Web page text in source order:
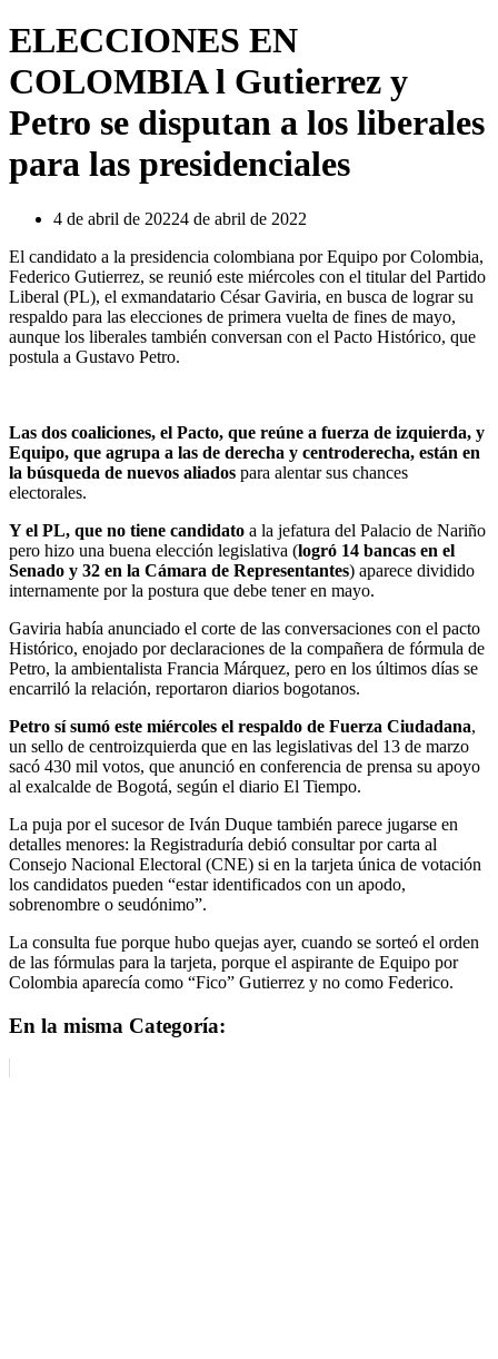
ELECCIONES EN
COLOMBIA l Gutierrez y
Petro se disputan a los liberales
para las presidenciales
4 de abril de 20224 de abril de 2022
El candidato a la presidencia colombiana por Equipo por Colombia,
Federico Gutierrez, se reunió este miércoles con el titular del Partido
Liberal (PL), el exmandatario César Gaviria, en busca de lograr su
respaldo para las elecciones de primera vuelta de fines de mayo,
aunque los liberales también conversan con el Pacto Histórico, que
postula a Gustavo Petro.
Las dos coaliciones, el Pacto, que reúne a fuerza de izquierda, y
Equipo, que agrupa a las de derecha y centroderecha, están en
la búsqueda de nuevos aliados para alentar sus chances
electorales.
Y el PL, que no tiene candidato a la jefatura del Palacio de Nariño
pero hizo una buena elección legislativa (logró 14 bancas en el
Senado y 32 en la Cámara de Representantes) aparece dividido
internamente por la postura que debe tener en mayo.
Gaviria había anunciado el corte de las conversaciones con el pacto
Histórico, enojado por declaraciones de la compañera de fórmula de
Petro, la ambientalista Francia Márquez, pero en los últimos días se
encarriló la relación, reportaron diarios bogotanos.
Petro sí sumó este miércoles el respaldo de Fuerza Ciudadana,
un sello de centroizquierda que en las legislativas del 13 de marzo
sacó 430 mil votos, que anunció en conferencia de prensa su apoyo
al exalcalde de Bogotá, según el diario El Tiempo.
La puja por el sucesor de Iván Duque también parece jugarse en
detalles menores: la Registraduría debió consultar por carta al
Consejo Nacional Electoral (CNE) si en la tarjeta única de votación
los candidatos pueden “estar identificados con un apodo,
sobrenombre o seudónimo”.
La consulta fue porque hubo quejas ayer, cuando se sorteó el orden
de las fórmulas para la tarjeta, porque el aspirante de Equipo por
Colombia aparecía como “Fico” Gutierrez y no como Federico.
En la misma Categoría: